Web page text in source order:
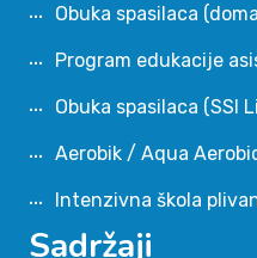
Obuka spasilaca
Program edukacije
Obuka spasilaca (SSI
Aerobik / Aqua
Intenzivna škola
Sadržaji